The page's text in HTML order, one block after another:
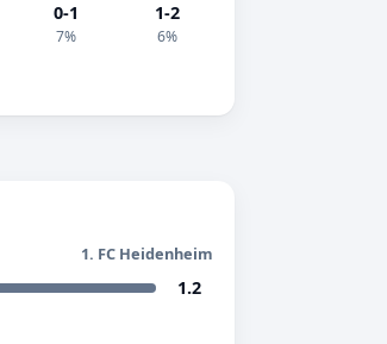
0-1
7%
1-2
6%
1. FC Heidenheim
1.2